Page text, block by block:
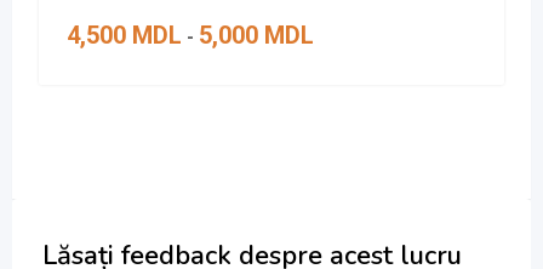
4,500 MDL - 5,000 MDL
Lăsați feedback despre acest lucru